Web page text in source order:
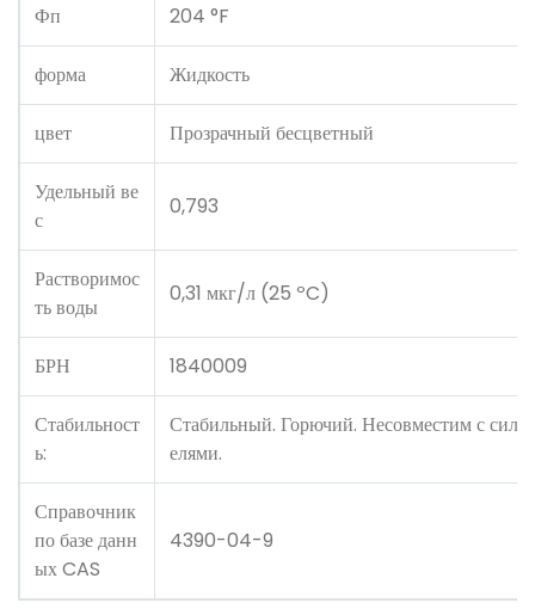
Фп 204 °F
форма Жидкость
цвет Прозрачный бесцветный
Удельный ве
с
0,793
Растворимос
ть воды
0,31 мкг/л (25 ºC)
БРН 1840009
Стабильност
ь:
Стабильный. Горючий. Несовместим с
елями.
Справочник
по базе данн
ых CAS
4390-04-9